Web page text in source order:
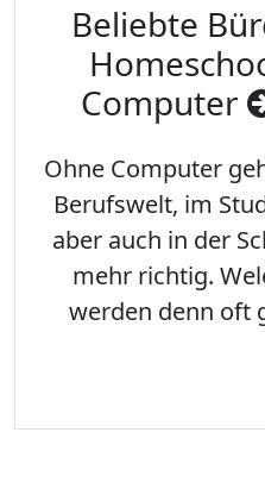
Beliebte
Computer
Ohne Computer
Berufswelt, im
aber auch in der
mehr richtig.
werden denn oft